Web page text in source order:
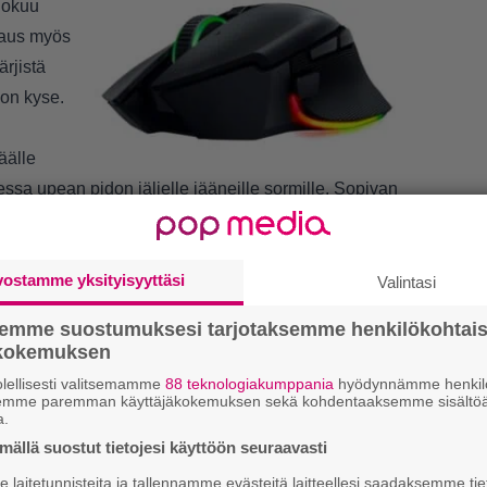
myös
kyse.
upean pidon jäljelle jääneille sormille. Sopivan
ultranopeisiin ja hikisiin pelisessioihin.
yksityisyyttäsi Valintasi
suostumuksesi tarjotaksemme
valitsemamme 88 teknologiakumppania hyödynnämme
paremman käyttäjäkokemuksen sekä kohdentaaksemme
suostut tietojesi käyttöön seuraavasti
laitetunnisteita ja tallennamme evästeitä laitteellesi saadaksemme